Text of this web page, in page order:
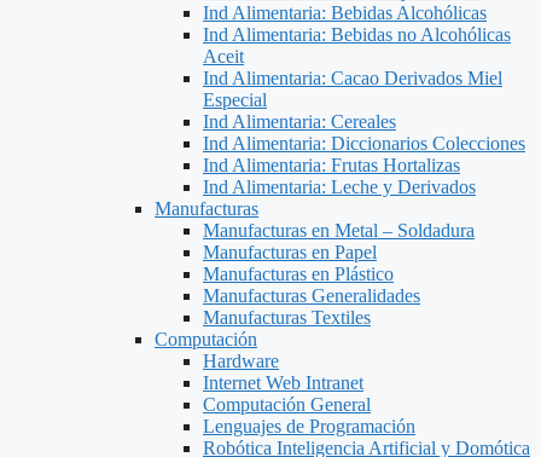
Ind Alimentaria: Bebidas Alcohólicas
Ind Alimentaria: Bebidas no Alcohólicas
Aceit
Ind Alimentaria: Cacao Derivados Miel
Especial
Ind Alimentaria: Cereales
Ind Alimentaria: Diccionarios Colecciones
Ind Alimentaria: Frutas Hortalizas
Ind Alimentaria: Leche y Derivados
Manufacturas
Manufacturas en Metal – Soldadura
Manufacturas en Papel
Manufacturas en Plástico
Manufacturas Generalidades
Manufacturas Textiles
Computación
Hardware
Internet Web Intranet
Computación General
Lenguajes de Programación
Robótica Inteligencia Artificial y Domótica